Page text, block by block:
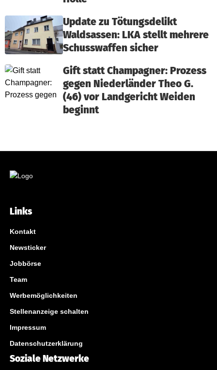
Update zu Tötungsdelikt
Waldsassen: LKA stellt mehrere
Schusswaffen sicher
Gift statt Champagner: Prozess
gegen Niederländer Theo G.
(46) vor Landgericht Weiden
beginnt
Links
Kontakt
Newsticker
Jobbörse
Team
Werbemöglichkeiten
Stellenanzeige schalten
Impressum
Datenschutzerklärung
Soziale Netzwerke